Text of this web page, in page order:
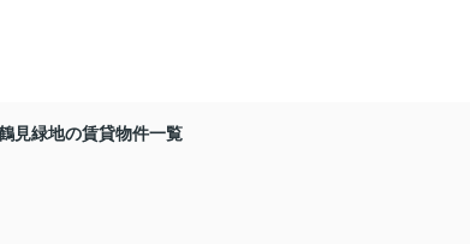
見緑地の賃貸物件一覧